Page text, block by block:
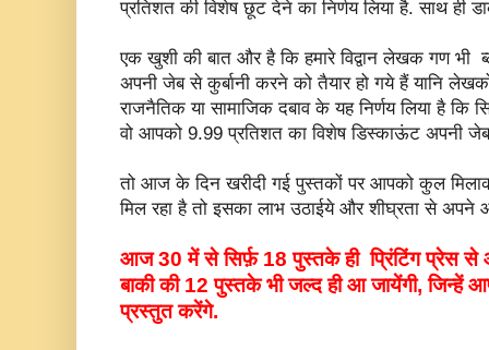
प्रतिशत की विशेष छूट देने का निर्णय लिया है. साथ ही
एक खुशी की बात और है कि हमारे विद्वान लेखक गण भी
अपनी जेब से कुर्बानी करने को तैयार हो गये हैं यानि
राजनैतिक या सामाजिक दबाव के यह निर्णय लिया है कि
वो आपको 9.99 प्रतिशत का विशेष डिस्काऊंट अपनी
तो आज के दिन खरीदी गई पुस्तकों पर आपको कुल
मिल रहा है तो इसका लाभ उठाईये और शीघ्रता से अपने
आज 30 में से सिर्फ़ 18 पुस्तके ही प्रिंटिंग प्रेस
बाकी की 12 पुस्तके भी जल्द ही आ जायेंगी,
प्रस्तुत करेंगे.